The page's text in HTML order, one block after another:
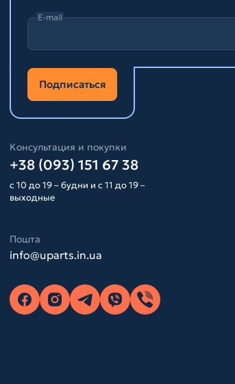
E-mail
Подписаться
Консультация и покупки
+38 (093) 151 67 38
с 10 до 19 – будни и с 11 до 19 –
выходные
Пошта
info@uparts.in.ua